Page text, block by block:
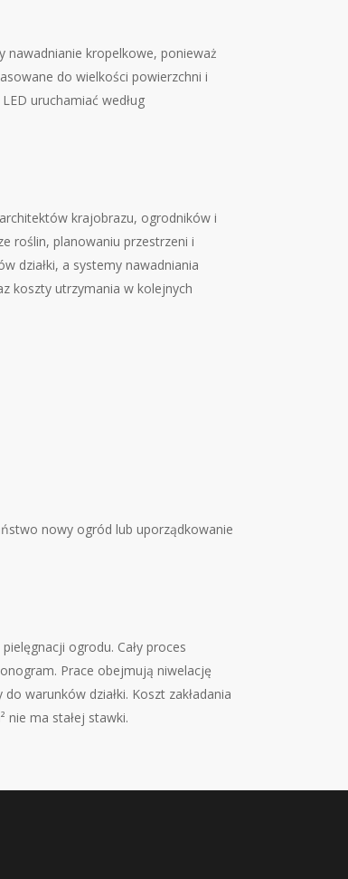
nawadnianie kropelkowe, ponieważ
do wielkości powierzchni i
uruchamiać według
krajobrazu, ogrodników i
roślin, planowaniu przestrzeni i
działki, a systemy nawadniania
koszty utrzymania w kolejnych
nowy ogród lub uporządkowanie
ogrodu. Cały proces
Prace obejmują niwelację
warunków działki. Koszt zakładania
nie ma stałej stawki.